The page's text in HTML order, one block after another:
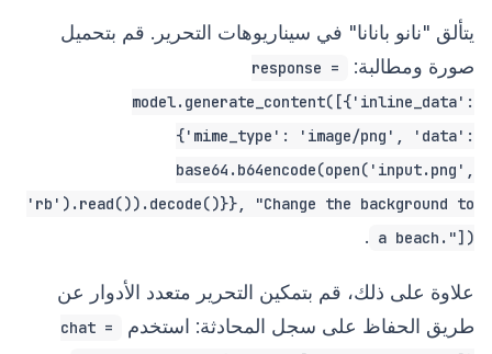
يتألق "نانو بانانا" في سيناريوهات التحرير. قم بتحميل
صورة ومطالبة:
response =
model.generate_content([{'inline_data':
{'mime_type': 'image/png', 'data':
base64.b64encode(open('input.png',
'rb').read()).decode()}}, "Change the background to
a beach."])
.
علاوة على ذلك، قم بتمكين التحرير متعدد الأدوار عن
طريق الحفاظ على سجل المحادثة: استخدم
chat =